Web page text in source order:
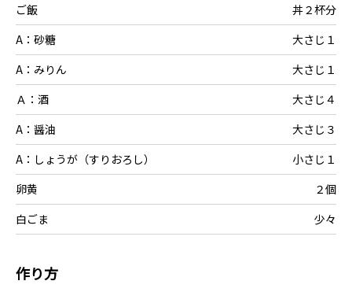
ご飯
丼２杯分
A：砂糖
大さじ１
A：みりん
大さじ１
Ａ：酒
大さじ４
A：醤油
大さじ３
A：しょうが（すりおろし）
小さじ１
卵黄
２個
白ごま
少々
作り方